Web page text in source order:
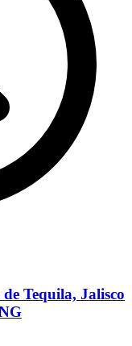
Tequila, Jalisco